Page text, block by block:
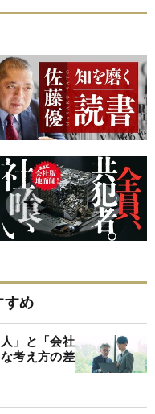
すめ
」と「会社
考え方の差